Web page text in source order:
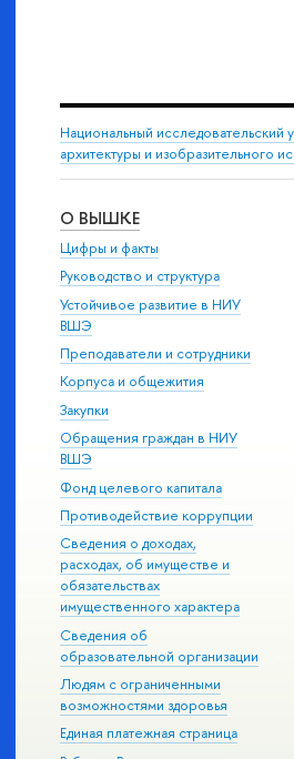
Национальный
архитектуры и изобразительного
О ВЫШКЕ
Цифры и факты
Руководство и структура
Устойчивое развитие в НИУ
ВШЭ
Преподаватели и сотрудники
Корпуса и общежития
Закупки
Обращения граждан в НИУ
ВШЭ
Фонд целевого капитала
Противодействие коррупции
Сведения о доходах,
расходах, об имуществе и
обязательствах
имущественного характера
Сведения об
образовательной организации
Людям с ограниченными
возможностями здоровья
Единая платежная страница